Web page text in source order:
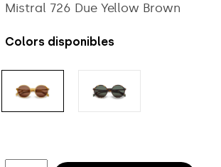
Mistral 726 Due Yellow Brown
Colors disponibles